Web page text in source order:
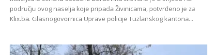
području ovog naselja koje pripada Živinicama, potvrđeno je za
Klix.ba. Glasnogovornica Uprave policije Tuzlanskog kantona...